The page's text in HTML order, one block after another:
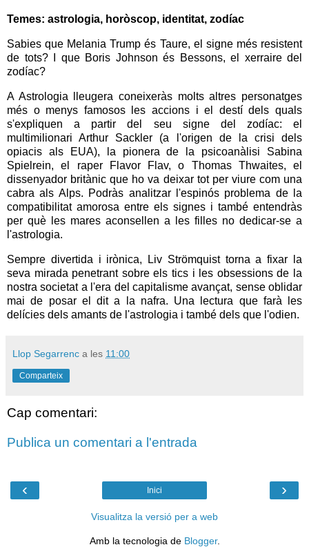
Temes: astrologia, horòscop, identitat, zodíac
Sabies que Melania Trump és Taure, el signe més resistent
de tots? I que Boris Johnson és Bessons, el xerraire del
zodíac?
A Astrologia lleugera coneixeràs molts altres personatges
més o menys famosos les accions i el destí dels quals
s'expliquen a partir del seu signe del zodíac: el
multimilionari Arthur Sackler (a l'origen de la crisi dels
opiacis als EUA), la pionera de la psicoanàlisi Sabina
Spielrein, el raper Flavor Flav, o Thomas Thwaites, el
dissenyador britànic que ho va deixar tot per viure com una
cabra als Alps. Podràs analitzar l'espinós problema de la
compatibilitat amorosa entre els signes i també entendràs
per què les mares aconsellen a les filles no dedicar-se a
l'astrologia.
Sempre divertida i irònica, Liv Strömquist torna a fixar la
seva mirada penetrant sobre els tics i les obsessions de la
nostra societat a l'era del capitalisme avançat, sense oblidar
mai de posar el dit a la nafra. Una lectura que farà les
delícies dels amants de l'astrologia i també dels que l'odien.
Llop Segarrenc a les 11:00
Comparteix
Cap comentari:
Publica un comentari a l'entrada
‹ ›
Inici
Visualitza la versió per a web
Amb la tecnologia de Blogger.